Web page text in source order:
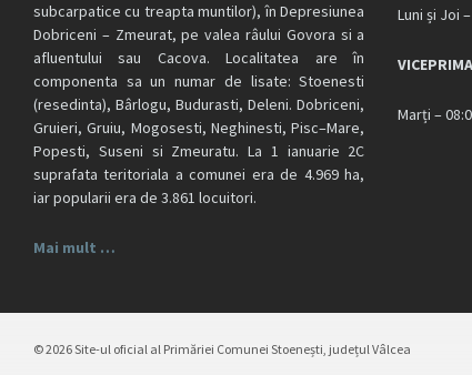
subcarpatice cu treapta muntilor), în Depresiunea
Dobriceni – Zmeurat, pe valea râului Govora si a
afluentului sau Cacova. Localitatea are în
componenta sa un numar de lisate: Stoenesti
(resedinta), Bârlogu, Budurasti, Deleni. Dobriceni,
Gruieri, Gruiu, Mogosesti, Neghinesti, Pisc–Mare,
Popesti, Suseni si Zmeuratu. La 1 ianuarie 2C
suprafata teritoriala a comunei era de 4.969 ha,
iar popularii era de 3.861 locuitori.
Mai mult …
Luni și Joi
Marți –
© 2026 Site-ul oficial al Primăriei Comunei Stoenești, județul Vâlcea